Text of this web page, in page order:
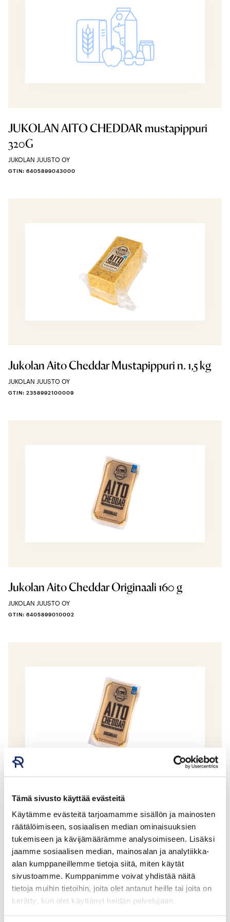
Tämä sivusto käyttää evästeitä
Käytämme evästeitä tarjoamamme sisällön ja mainosten
räätälöimiseen, sosiaalisen median ominaisuuksien
tukemiseen ja kävijämäärämme analysoimiseen. Lisäksi
jaamme sosiaalisen median, mainosalan ja analytiikka-
alan kumppaneillemme tietoja siitä, miten käytät
sivustoamme. Kumppanimme voivat yhdistää näitä
tietoja muihin tietoihin, joita olet antanut heille tai joita on
kerätty, kun olet käyttänyt heidän palvelujaan.
JUKOLAN AITO CHEDDAR mustapippuri
320G
JUKOLAN JUUSTO OY
GTIN: 6405899043000
Jukolan Aito Cheddar Mustapippuri n. 1,5 kg
JUKOLAN JUUSTO OY
GTIN: 2358992100009
Jukolan Aito Cheddar Originaali 160 g
JUKOLAN JUUSTO OY
GTIN: 6405899010002
Jukolan Aito Cheddar Originaali 320 g
JUKOLAN JUUSTO OY
GTIN: 6405899030000